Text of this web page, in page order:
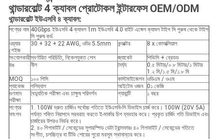
থান্ডারবোল্ট 4 ক্যাবল প্রোটোকল ইন্টারফেস OEM/ODM
থান্ডারবোল্ট ইউএসবি ৪ ক্যাবল:
পণ্যের নাম 40Gbps ইউএসবি 4 ক্যাবল 1m ইউএসবি 4.0 রাইট এঙ্গেল ক্যাবল টাইপ সি পুরুষ থেকে টাইপ
সি পুরুষ কর্ড
ওয়্যার
গেইজ
30 + 32 + 22 AWG, ওডিঃ 5.5mm কন্ডাক্টর 8 x কোঅক্সিয়াল
সংযোগকারীস্বর্ণায়িত পরিচিতি, নিকেলযুক্ত শেল জ্যাকেট
পিভিসি + ব্রেডড
রঙ
নীল দৈর্ঘ্য
0.৫ মিটার/০.৮ মিটার/১ মিটার
1.২ মি/১.৫ মি/১.৮ মি
MOQ
১০০ পিসি কাস্টমাইজেশন ওডিএম / ওএম
প্যাকেজ
পলিব্যাগ আইটেম ওজন
0১ কেজি
গুণমান
পরীক্ষা
বৈদ্যুতিক পরীক্ষা এবং চাক্ষুষ পরিদর্শন গ্যারান্টি ১ বছর
পণ্যের
ফাংশন
1. 100W দ্রুত চার্জিংঃ সর্বোচ্চ গতিতে ইউএসবি-সি ডিভাইস চার্জ করে। 100W (20V 5A)
পর্যন্ত শক্তি নিরাপদে সরবরাহ করতে ই-মার্কার চিপ ব্যবহার করে। প্রকৃত চার্জিং গতি ডিভাইস এবং
চার্জারের উপরও নির্ভর করে।
2. ৪০ গিগাবাইট / সেকেন্ডের সুপারস্পিড ডেটা ট্রান্সফারঃ ৪০ গিগাবাইট / সেকেন্ডের গতিতে
সংগীত, চলচ্চিত্র বা টিভি শোয়ের পুরো মরসুম স্থানান্তর করে।